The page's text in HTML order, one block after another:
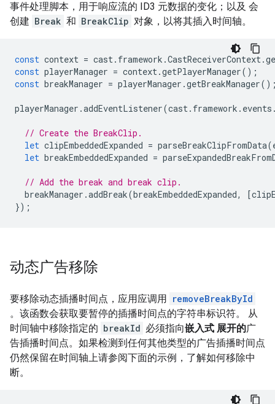
事件处理脚本，用于响应流的 ID3 元数据的变化；以及 会
创建 Break 和 BreakClip 对象，以将其插入时间轴。
const context = cast. framework .CastReceiverContext.
const playerManager = context.getPlayerManager();
const breakManager = playerManager .getBreakManager
playerManager .addEventListener(cast. framework . events
// Create the BreakClip.
let clipEmbeddedExpanded = parseBreakClipFromData(
let breakEmbeddedExpanded =
// Add the break and break clip.
breakManager .addBreak(breakEmbeddedExpanded, [
});
动态广告移除
要移除动态插播时间点，应用应调用 removeBreakById
。该函数会获取要暂停的插播时间点的字符串标识符。 从
时间轴中移除指定的 breakId 必须指向嵌入式 展开的广
告插播时间点。如果检测到任何其他类型的广告插播时间点
仍然保留在时间轴上请参阅下面的示例，了解如何移除中
断。